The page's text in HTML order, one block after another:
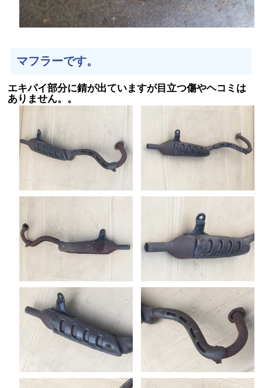
マフラーです。
エキパイ部分に錆が出ていますが目立つ傷やヘコミは
ありません。。